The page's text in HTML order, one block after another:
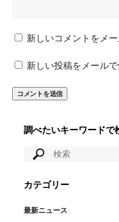
新しいコメントをメ
新しい投稿をメール
調べたいキーワードで
カテゴリー
最新ニュース